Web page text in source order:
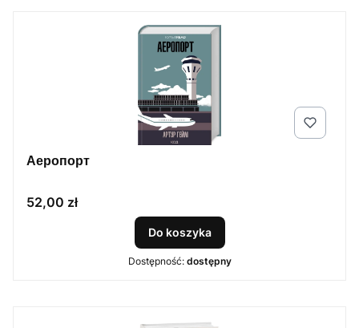
Аеропорт
Cena
52,00 zł
Do koszyka
Dostępność: dostępny